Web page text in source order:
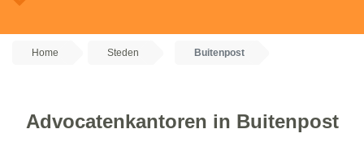
Home Steden Buitenpost
Advocatenkantoren in Buitenpost